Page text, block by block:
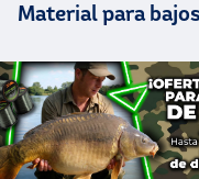
Material para